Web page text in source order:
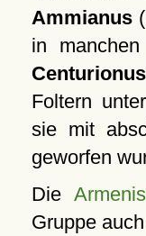
Ammianus
in
Centurionus
Foltern
sie mit
geworfen
Die
Gruppe